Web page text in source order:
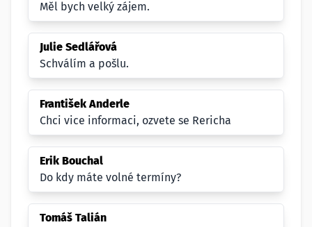
Měl bych velký zájem.
Julie Sedlářová
Schválím a pošlu.
František Anderle
Chci vice informaci, ozvete se Rericha
Erik Bouchal
Do kdy máte volné termíny?
Tomáš Talián